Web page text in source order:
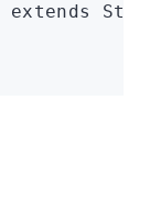
extends